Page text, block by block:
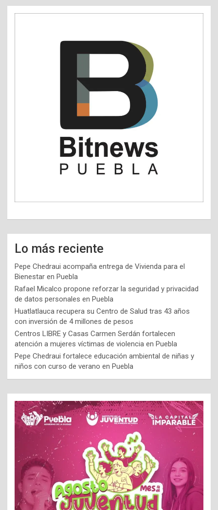
Lo más reciente
Pepe Chedraui acompaña entrega de Vivienda para el
Bienestar en Puebla
Rafael Micalco propone reforzar la seguridad y privacidad
de datos personales en Puebla
Huatlatlauca recupera su Centro de Salud tras 43 años
con inversión de 4 millones de pesos
Centros LIBRE y Casas Carmen Serdán fortalecen
atención a mujeres víctimas de violencia en Puebla
Pepe Chedraui fortalece educación ambiental de niñas y
niños con curso de verano en Puebla